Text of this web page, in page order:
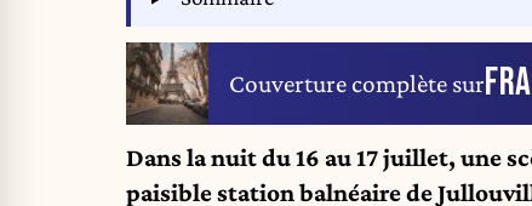
Couverture complète sur
Dans la nuit du 16 au 17 juillet, une
paisible station balnéaire de